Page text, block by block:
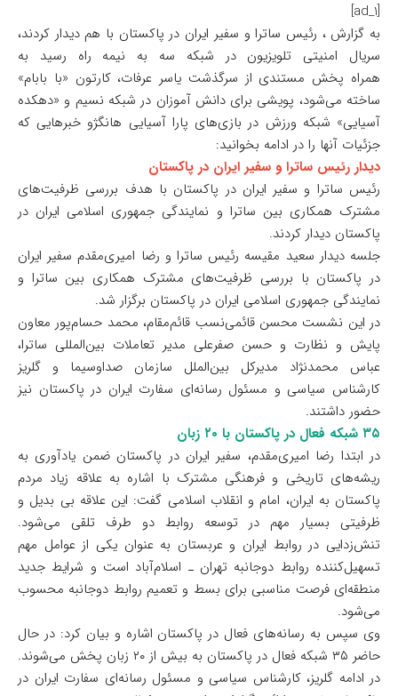
[ad_1]
به گزارش ، رئیس ساترا و سفیر ایران در پاکستان با هم دیدار کردند،
سریال امنیتی تلویزیون در شبکه سه به نیمه راه رسید به
همراه پخش مستندی از سرگذشت یاسر عرفات، کارتون «با بابام»
ساخته می‌شود، پویشی برای دانش آموزان در شبکه نسیم و «دهکده
آسیایی» شبکه ورزش در بازی‌های پارا آسیایی هانگژو خبرهایی که
جزئیات آنها را در ادامه بخوانید:
دیدار رئیس ساترا و سفیر ایران در پاکستان
رئیس ساترا و سفیر ایران در پاکستان با هدف بررسی ظرفیت‌های
مشترک همکاری بین ساترا و نمایندگی جمهوری اسلامی ایران در
پاکستان دیدار کردند.
جلسه‌ دیدار سعید مقیسه رئیس ساترا و رضا امیری‌مقدم سفیر ایران
در پاکستان با بررسی ظرفیت‌های مشترک همکاری بین ساترا و
نمایندگی جمهوری اسلامی ایران در پاکستان برگزار شد.
در این نشست محسن قائمی‌نسب قائم‌مقام، محمد حسام‌پور معاون
پایش و نظارت و حسن صفرعلی مدیر تعاملات بین‌المللی ساترا،
عباس محمدنژاد مدیرکل بین‌الملل سازمان صداوسیما و گلریز
کارشناس سیاسی و مسئول رسانه‌ای سفارت ایران در پاکستان نیز
حضور داشتند.
۳۵ شبکه فعال در پاکستان با ۲۰ زبان
در ابتدا رضا امیری‌مقدم، سفیر ایران در پاکستان ضمن یادآوری به
ریشه‌های تاریخی و فرهنگی مشترک با اشاره به علاقه زیاد مردم
پاکستان به ایران، امام و انقلاب اسلامی گفت: این علاقه بی بدیل و
ظرفیتی بسیار مهم در توسعه روابط دو طرف تلقی می‌شود.
تنش‌زدایی در روابط ایران و عربستان به‌ عنوان یکی از عوامل مهم
تسهیل‌کننده روابط دوجانبه تهران ـ اسلام‌آباد است و شرایط جدید
منطقه‌ای فرصت مناسبی برای بسط و تعمیم روابط دوجانبه محسوب
می‌شود.
وی سپس به رسانه‌های فعال در پاکستان اشاره و بیان کرد: در حال
حاضر ۳۵ شبکه فعال در پاکستان به بیش از ۲۰ زبان پخش می‌شوند.
در ادامه گلریز، کارشناس سیاسی و مسئول رسانه‌ای سفارت ایران در